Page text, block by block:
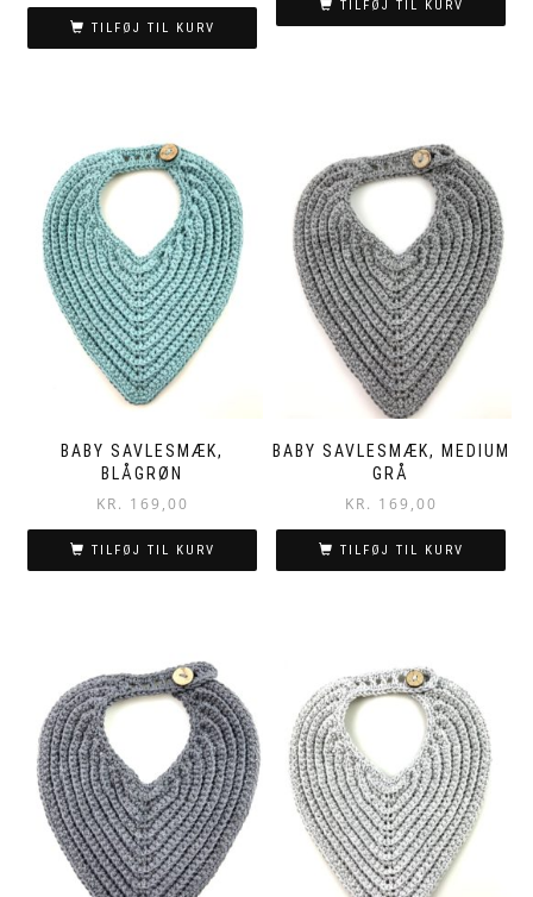
TILFØJ TIL KURV
TILFØJ TIL KURV
BABY SAVLESMÆK,
BLÅGRØN
KR. 169,00
TILFØJ TIL KURV
BABY SAVLESMÆK, MEDIUM
GRÅ
KR. 169,00
TILFØJ TIL KURV